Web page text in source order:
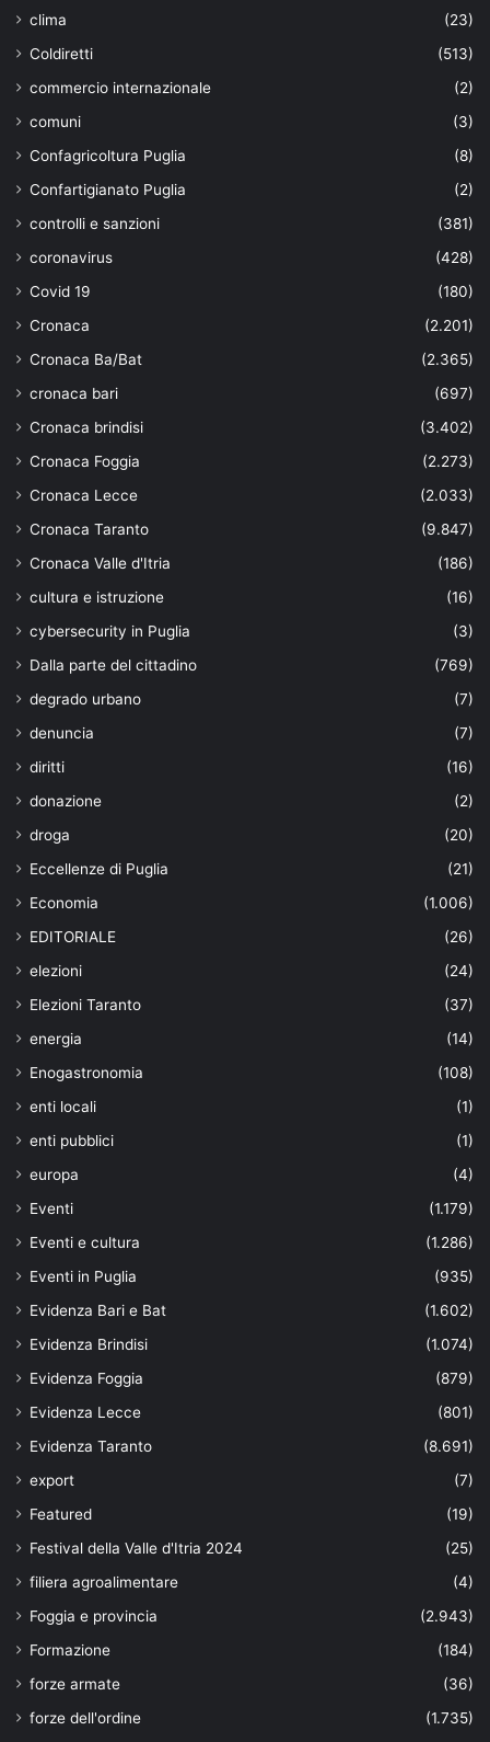
clima
(23)
Coldiretti
(513)
commercio internazionale
(2)
comuni
(3)
Confagricoltura Puglia
(8)
Confartigianato Puglia
(2)
controlli e sanzioni
(381)
coronavirus
(428)
Covid 19
(180)
Cronaca
(2.201)
Cronaca Ba/Bat
(2.365)
cronaca bari
(697)
Cronaca brindisi
(3.402)
Cronaca Foggia
(2.273)
Cronaca Lecce
(2.033)
Cronaca Taranto
(9.847)
Cronaca Valle d'Itria
(186)
cultura e istruzione
(16)
cybersecurity in Puglia
(3)
Dalla parte del cittadino
(769)
degrado urbano
(7)
denuncia
(7)
diritti
(16)
donazione
(2)
droga
(20)
Eccellenze di Puglia
(21)
Economia
(1.006)
EDITORIALE
(26)
elezioni
(24)
Elezioni Taranto
(37)
energia
(14)
Enogastronomia
(108)
enti locali
(1)
enti pubblici
(1)
europa
(4)
Eventi
(1.179)
Eventi e cultura
(1.286)
Eventi in Puglia
(935)
Evidenza Bari e Bat
(1.602)
Evidenza Brindisi
(1.074)
Evidenza Foggia
(879)
Evidenza Lecce
(801)
Evidenza Taranto
(8.691)
export
(7)
Featured
(19)
Festival della Valle d'Itria 2024
(25)
filiera agroalimentare
(4)
Foggia e provincia
(2.943)
Formazione
(184)
forze armate
(36)
forze dell'ordine
(1.735)